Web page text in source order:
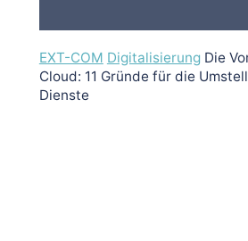
EXT-COM Digitalisierung Die
Cloud: 11 Gründe für die
Dienste